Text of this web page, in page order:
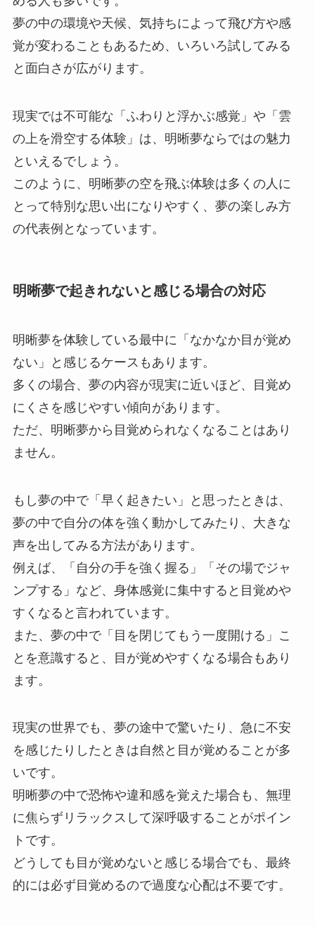
夢の中の環境や天候、気持ちによって飛び方や感
覚が変わることもあるため、いろいろ試してみる
と面白さが広がります。
現実では不可能な「ふわりと浮かぶ感覚」や「雲
の上を滑空する体験」は、明晰夢ならではの魅力
といえるでしょう。
このように、明晰夢の空を飛ぶ体験は多くの人に
とって特別な思い出になりやすく、夢の楽しみ方
の代表例となっています。
明晰夢で起きれないと感じる場合の対応
明晰夢を体験している最中に「なかなか目が覚め
ない」と感じるケースもあります。
多くの場合、夢の内容が現実に近いほど、目覚め
にくさを感じやすい傾向があります。
ただ、明晰夢から目覚められなくなることはあり
ません。
もし夢の中で「早く起きたい」と思ったときは、
夢の中で自分の体を強く動かしてみたり、大きな
声を出してみる方法があります。
例えば、「自分の手を強く握る」「その場でジャ
ンプする」など、身体感覚に集中すると目覚めや
すくなると言われています。
また、夢の中で「目を閉じてもう一度開ける」こ
とを意識すると、目が覚めやすくなる場合もあり
ます。
現実の世界でも、夢の途中で驚いたり、急に不安
を感じたりしたときは自然と目が覚めることが多
いです。
明晰夢の中で恐怖や違和感を覚えた場合も、無理
に焦らずリラックスして深呼吸することがポイン
トです。
どうしても目が覚めないと感じる場合でも、最終
的には必ず目覚めるので過度な心配は不要です。